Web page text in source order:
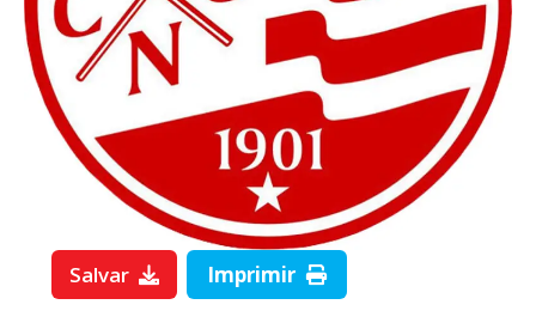
Salvar Imprimir